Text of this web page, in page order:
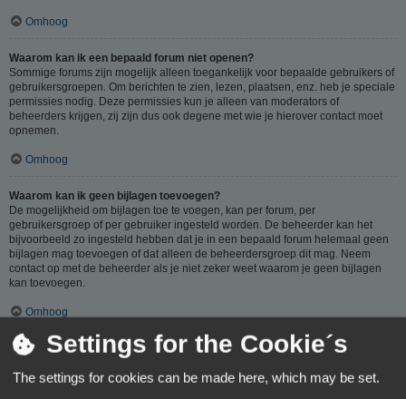
Omhoog
Waarom kan ik een bepaald forum niet openen?
Sommige forums zijn mogelijk alleen toegankelijk voor bepaalde gebruikers of
gebruikersgroepen. Om berichten te zien, lezen, plaatsen, enz. heb je speciale
permissies nodig. Deze permissies kun je alleen van moderators of
beheerders krijgen, zij zijn dus ook degene met wie je hierover contact moet
opnemen.
Omhoog
Waarom kan ik geen bijlagen toevoegen?
De mogelijkheid om bijlagen toe te voegen, kan per forum, per
gebruikersgroep of per gebruiker ingesteld worden. De beheerder kan het
bijvoorbeeld zo ingesteld hebben dat je in een bepaald forum helemaal geen
bijlagen mag toevoegen of dat alleen de beheerdersgroep dit mag. Neem
contact op met de beheerder als je niet zeker weet waarom je geen bijlagen
kan toevoegen.
Omhoog
Waarom ontving ik een waarschuwing?
Op ieder forum gelden specifieke regels, als je één van deze regels (volgens
de beheerder) overtreedt, kun je een waarschuwing ontvangen. Het sturen van
Settings for the Cookie´s
The settings for cookies can be made here, which may be set.